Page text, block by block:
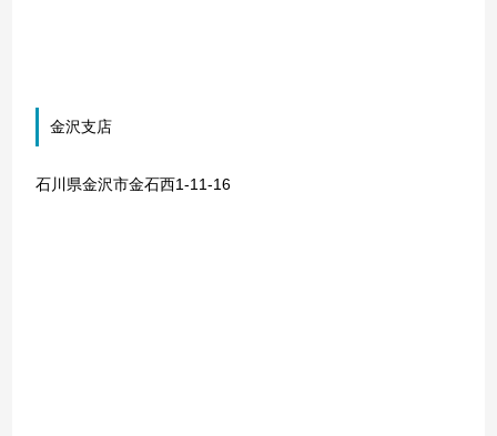
金沢支店
石川県金沢市金石西1-11-16